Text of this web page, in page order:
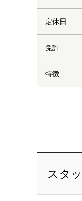
定休日
免許
特徴
スタ